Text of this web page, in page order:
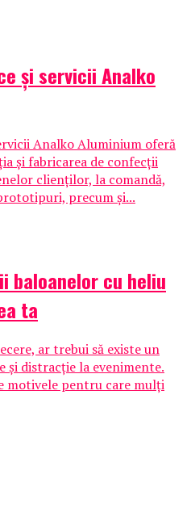
și servicii Analko
Analko Aluminium oferă
și fabricarea de confecții
clienților, la comandă,
precum și...
baloanelor cu heliu
ta
ar trebui să existe un
și distracție la evenimente.
motivele pentru care mulți